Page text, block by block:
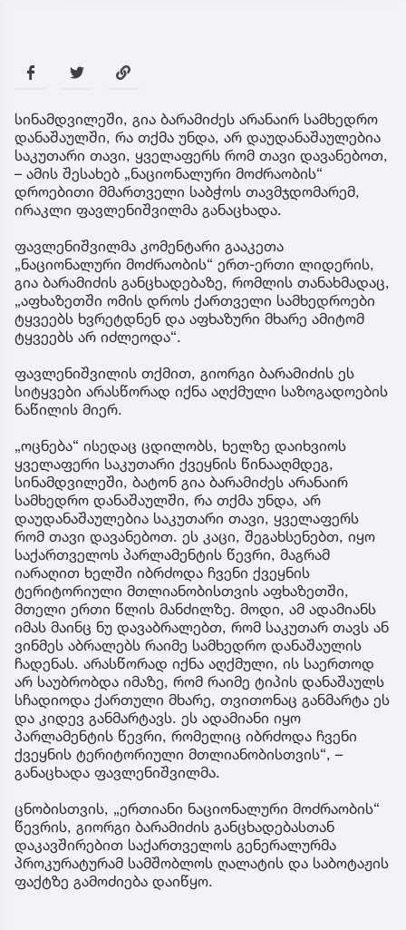
სინამდვილეში, გია ბარამიძეს არანაირ სამხედრო
დანაშაულში, რა თქმა უნდა, არ დაუდანაშაულებია
საკუთარი თავი, ყველაფერს რომ თავი დავანებოთ,
– ამის შესახებ „ნაციონალური მოძრაობის“
დროებითი მმართველი საბჭოს თავმჯდომარემ,
ირაკლი ფავლენიშვილმა განაცხადა.
ფავლენიშვილმა კომენტარი გააკეთა
„ნაციონალური მოძრაობის“ ერთ-ერთი ლიდერის,
გია ბარამიძის განცხადებაზე, რომლის თანახმადაც,
„აფხაზეთში ომის დროს ქართველი სამხედროები
ტყვეებს ხვრეტდნენ და აფხაზური მხარე ამიტომ
ტყვეებს არ იძლეოდა“.
ფავლენიშვილის თქმით, გიორგი ბარამიძის ეს
სიტყვები არასწორად იქნა აღქმული საზოგადოების
ნაწილის მიერ.
„ოცნება“ ისედაც ცდილობს, ხელზე დაიხვიოს
ყველაფერი საკუთარი ქვეყნის წინააღმდეგ,
სინამდვილეში, ბატონ გია ბარამიძეს არანაირ
სამხედრო დანაშაულში, რა თქმა უნდა, არ
დაუდანაშაულებია საკუთარი თავი, ყველაფერს
რომ თავი დავანებოთ. ეს კაცი, შეგახსენებთ, იყო
საქართველოს პარლამენტის წევრი, მაგრამ
იარაღით ხელში იბრძოდა ჩვენი ქვეყნის
ტერიტორიული მთლიანობისთვის აფხაზეთში,
მთელი ერთი წლის მანძილზე. მოდი, ამ ადამიანს
იმას მაინც ნუ დავაბრალებთ, რომ საკუთარ თავს ან
ვინმეს აბრალებს რაიმე სამხედრო დანაშაულის
ჩადენას. არასწორად იქნა აღქმული, ის საერთოდ
არ საუბრობდა იმაზე, რომ რაიმე ტიპის დანაშაულს
სჩადიოდა ქართული მხარე, თვითონაც განმარტა ეს
და კიდევ განმარტავს. ეს ადამიანი იყო
პარლამენტის წევრი, რომელიც იბრძოდა ჩვენი
ქვეყნის ტერიტორიული მთლიანობისთვის“, –
განაცხადა ფავლენიშვილმა.
ცნობისთვის, „ერთიანი ნაციონალური მოძრაობის“
წევრის, გიორგი ბარამიძის განცხადებასთან
დაკავშირებით საქართველოს გენერალურმა
პროკურატურამ სამშობლოს ღალატის და საბოტაჟის
ფაქტზე გამოძიება დაიწყო.